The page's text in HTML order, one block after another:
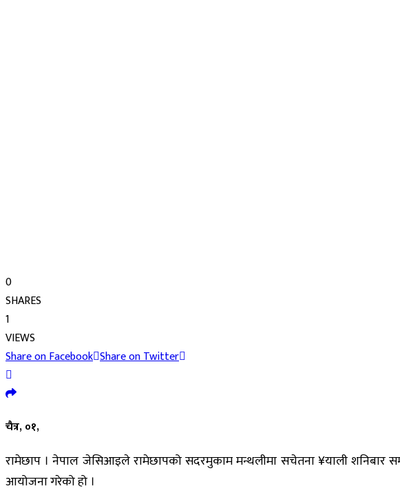
0
SHARES
1
VIEWS
Share on Facebook Share on Twitter
चैत्र, ०१,
रामेछाप । नेपाल जेसिआइले रामेछापको सदरमुकाम मन्थलीमा सचेतना ¥याली शनिबार
आयोजना गरेको हो ।